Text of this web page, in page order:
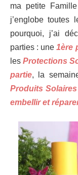
ma petite
j’englobe toutes
pourquoi, j’ai
parties : une1ère
les Protections
partie, la
Produits Solaires
embellir et